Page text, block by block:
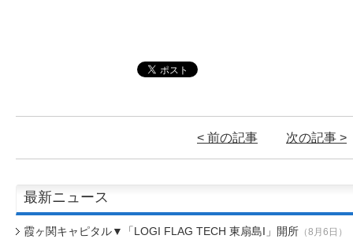
< 前の記事 次の記事 >
最新ニュース
霞ヶ関キャピタル▼「LOGI FLAG TECH 東扇島I」開所（8月6日）